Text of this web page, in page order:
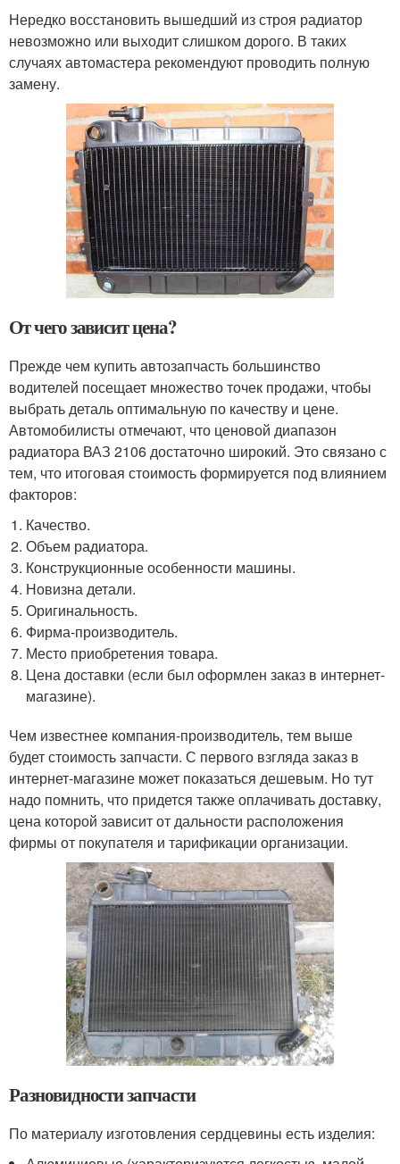
Нередко восстановить вышедший из строя радиатор
невозможно или выходит слишком дорого. В таких
случаях автомастера рекомендуют проводить полную
замену.
От чего зависит цена?
Прежде чем купить автозапчасть большинство
водителей посещает множество точек продажи, чтобы
выбрать деталь оптимальную по качеству и цене.
Автомобилисты отмечают, что ценовой диапазон
радиатора ВАЗ 2106 достаточно широкий. Это связано с
тем, что итоговая стоимость формируется под влиянием
факторов:
Качество.
Объем радиатора.
Конструкционные особенности машины.
Новизна детали.
Оригинальность.
Фирма-производитель.
Место приобретения товара.
Цена доставки (если был оформлен заказ в интернет-
магазине).
Чем известнее компания-производитель, тем выше
будет стоимость запчасти. С первого взгляда заказ в
интернет-магазине может показаться дешевым. Но тут
надо помнить, что придется также оплачивать доставку,
цена которой зависит от дальности расположения
фирмы от покупателя и тарификации организации.
Разновидности запчасти
По материалу изготовления сердцевины есть изделия: